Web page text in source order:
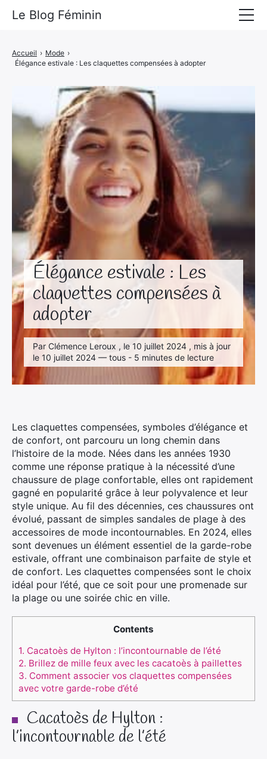
Élégance estivale : Les
claquettes compensées à
adopter
Par Clémence Leroux , le 10 juillet 2024 , mis à jour
le 10 juillet 2024 — tous - 5 minutes de lecture
Accueil › Mode ›
Élégance estivale : Les claquettes compensées à adopter
Les claquettes compensées, symboles d’élégance et
de confort, ont parcouru un long chemin dans
l’histoire de la mode. Nées dans les années 1930
comme une réponse pratique à la nécessité d’une
chaussure de plage confortable, elles ont rapidement
gagné en popularité grâce à leur polyvalence et leur
style unique. Au fil des décennies, ces chaussures ont
évolué, passant de simples sandales de plage à des
accessoires de mode incontournables. En 2024, elles
sont devenues un élément essentiel de la garde-robe
estivale, offrant une combinaison parfaite de style et
de confort. Les claquettes compensées sont le choix
idéal pour l’été, que ce soit pour une promenade sur
la plage ou une soirée chic en ville.
Contents
1. Cacatoès de Hylton : l’incontournable de l’été
2. Brillez de mille feux avec les cacatoès à paillettes
3. Comment associer vos claquettes compensées
avec votre garde-robe d’été
Cacatoès de Hylton :
l’incontournable de l’été
Le Blog Féminin
Alimentation
Beauté
Voyages
Déco & Maison
Amour